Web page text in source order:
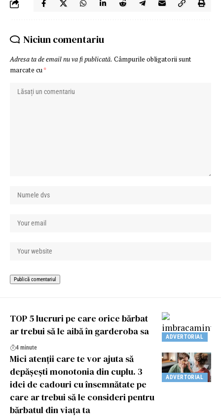
Niciun comentariu
Adresa ta de email nu va fi publicată. Câmpurile obligatorii sunt
marcate cu*
ADVERTORIAL
TOP 5 lucruri pe care orice bărbat
ar trebui să le aibă în garderoba sa
4 minute
ADVERTORIAL
Mici atenții care te vor ajuta să
depășești monotonia din cuplu. 3
idei de cadouri cu însemnătate pe
care ar trebui să le consideri pentru
bărbatul din viața ta